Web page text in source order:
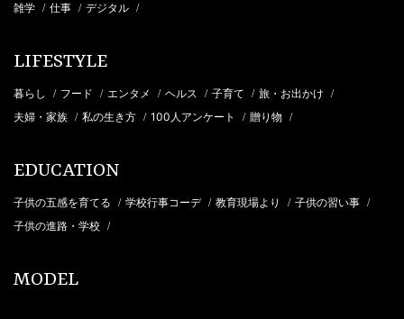
雑学 / 仕事 / デジタル /
LIFESTYLE
暮らし / フード / エンタメ / ヘルス / 子育て / 旅・お出かけ /
夫婦・家族 / 私の生き方 / 100人アンケート / 贈り物 /
EDUCATION
子供の五感を育てる / 学校行事コーデ / 教育現場より / 子供の習い事 /
子供の進路・学校 /
MODEL